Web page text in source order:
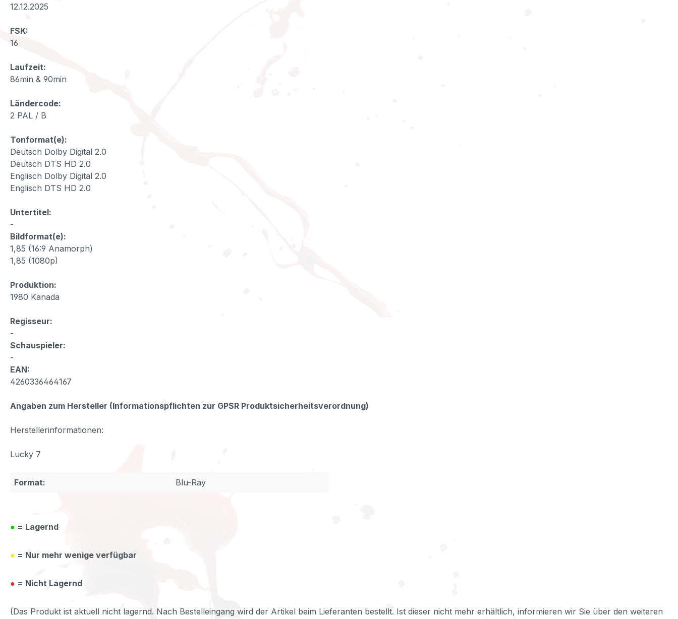
12.12.2025
FSK:
16
Laufzeit:
86min & 90min
Ländercode:
2 PAL / B
Tonformat(e):
Deutsch Dolby Digital 2.0
Deutsch DTS HD 2.0
Englisch Dolby Digital 2.0
Englisch DTS HD 2.0
Untertitel:
-
Bildformat(e):
1,85 (16:9 Anamorph)
1,85 (1080p)
Produktion:
1980 Kanada
Regisseur:
-
Schauspieler:
-
EAN:
4260336464167
Angaben zum Hersteller (Informationspflichten zur GPSR Produktsicherheitsverordnung)
Herstellerinformationen:
Lucky 7
Format: Blu-Ray
● = Lagernd
● = Nur mehr wenige verfügbar
● = Nicht Lagernd
(Das Produkt ist aktuell nicht lagernd. Nach Bestelleingang wird der Artikel beim Lieferanten bestellt. Ist dieser nicht mehr erhältlich, informieren wir Sie über den weiteren